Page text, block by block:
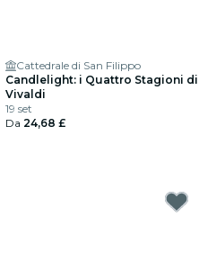
Cattedrale di San Filippo
Candlelight: i Quattro Stagioni di
Vivaldi
19 set
Da 24,68 £